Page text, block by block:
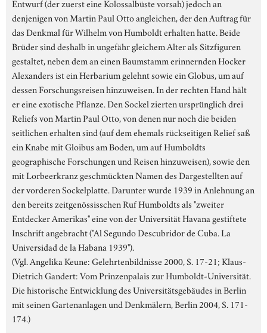
Entwurf (der zuerst eine Kolossalbüste vorsah) jedoch an
denjenigen von Martin Paul Otto angleichen, der den Auftrag für
das Denkmal für Wilhelm von Humboldt erhalten hatte. Beide
Brüder sind deshalb in ungefähr gleichem Alter als Sitzfiguren
gestaltet, neben dem an einen Baumstamm erinnernden Hocker
Alexanders ist ein Herbarium gelehnt sowie ein Globus, um auf
dessen Forschungsreisen hinzuweisen. In der rechten Hand hält
er eine exotische Pflanze. Den Sockel zierten ursprünglich drei
Reliefs von Martin Paul Otto, von denen nur noch die beiden
seitlichen erhalten sind (auf dem ehemals rückseitigen Relief saß
ein Knabe mit Gloibus am Boden, um auf Humboldts
geographische Forschungen und Reisen hinzuweisen), sowie den
mit Lorbeerkranz geschmückten Namen des Dargestellten auf
der vorderen Sockelplatte. Darunter wurde 1939 in Anlehnung an
den bereits zeitgenössisschen Ruf Humboldts als "zweiter
Entdecker Amerikas" eine von der Universität Havana gestiftete
Inschrift angebracht ("Al Segundo Descubridor de Cuba. La
Universidad de la Habana 1939").
(Vgl. Angelika Keune: Gelehrtenbildnisse 2000, S. 17-21; Klaus-
Dietrich Gandert: Vom Prinzenpalais zur Humboldt-Universität.
Die historische Entwicklung des Universitätsgebäudes in Berlin
mit seinen Gartenanlagen und Denkmälern, Berlin 2004, S. 171-
174.)